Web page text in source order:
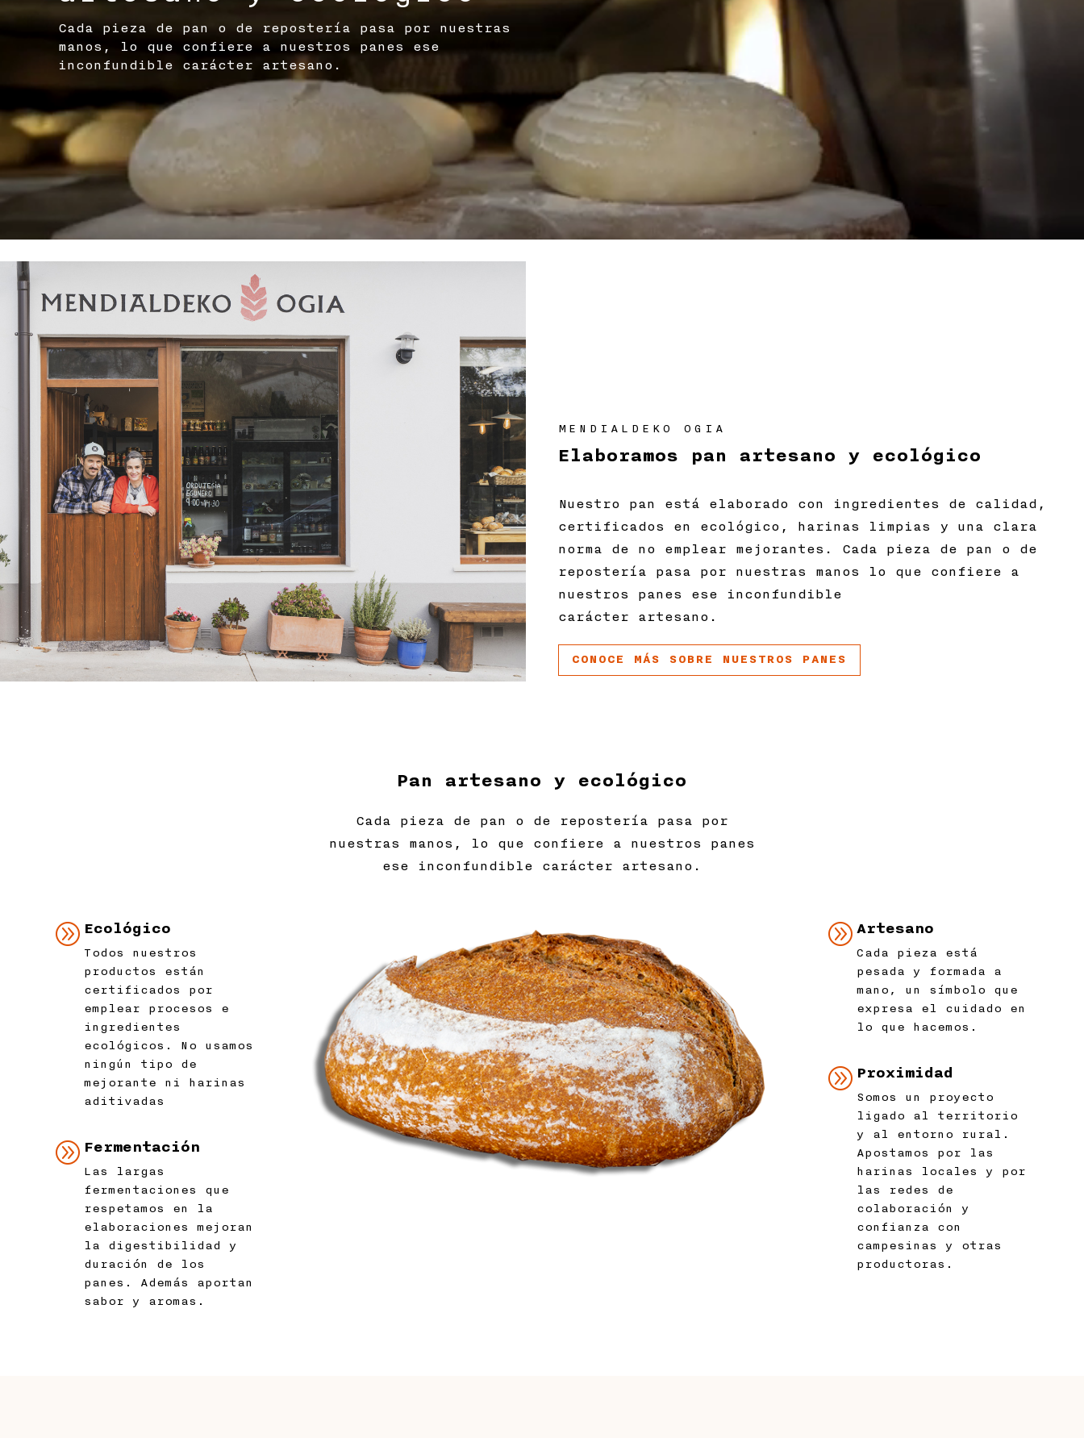
Cada pieza de pan o de repostería pasa por nuestras
manos, lo que confiere a nuestros panes ese
inconfundible carácter artesano.
MENDIALDEKO OGIA
Elaboramos pan artesano y ecológico
Nuestro pan está elaborado con ingredientes de calidad,
certificados en ecológico, harinas limpias y una clara
norma de no emplear mejorantes. Cada pieza de pan o de
repostería pasa por nuestras manos lo que confiere a
nuestros panes ese inconfundible
carácter artesano.
CONOCE MÁS SOBRE NUESTROS PANES
Pan artesano y ecológico
Cada pieza de pan o de repostería pasa por
nuestras manos, lo que confiere a nuestros panes
ese inconfundible carácter artesano.
A Ecológico
Todos nuestros
productos están
certificados por
emplear procesos e
ingredientes
ecológicos. No usamos
ningún tipo de
mejorante ni harinas
aditivadas
A Fermentación
Las largas
fermentaciones que
respetamos en la
elaboraciones mejoran
la digestibilidad y
duración de los
panes. Además aportan
sabor y aromas.
A Artesano
Cada pieza está
pesada y formada a
mano, un símbolo que
expresa el cuidado en
lo que hacemos.
A Proximidad
Somos un proyecto
ligado al territorio
y al entorno rural.
Apostamos por las
harinas locales y por
las redes de
colaboración y
confianza con
campesinas y otras
productoras.